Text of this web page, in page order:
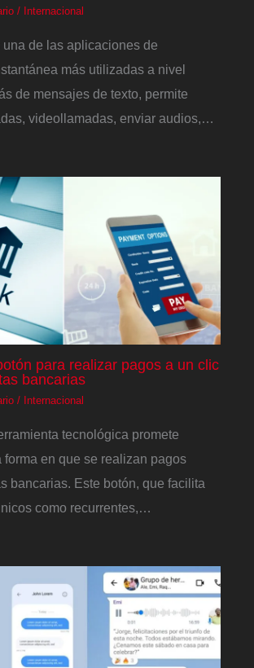
/ Internacional
de las aplicaciones de
más utilizadas a nivel
de mensajes de texto, permite
videollamadas, enviar audios,…
para realizar pagos a un clic
bancarias
/ Internacional
tecnológica promete
forma en que se realizan pagos
bancarias. Este botón, que facilita
como recurrentes,…